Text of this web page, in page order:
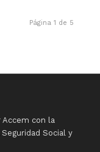
Página 1 de 5
con la
Social y